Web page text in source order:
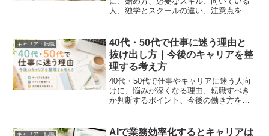
人、独学とスクールの違い、注意点をわ
キャリア・転職
40代・50代で仕事に迷う理由と
抜け出し方｜今後のキャリアを整
理する考え方
40代・50代で仕事やキャリアに迷う人向
けに、悩みが深くなる理由、転職すべき
か判断するポイント、今後の働き方を整
キャリア・転職
AIで業務効率化するとキャリアは